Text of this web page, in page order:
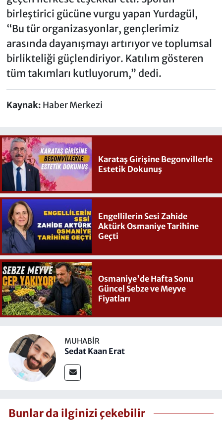
birleştirici gücüne vurgu yapan Yurdagül,
“Bu tür organizasyonlar, gençlerimiz
arasında dayanışmayı artırıyor ve toplumsal
birlikteliği güçlendiriyor. Katılım gösteren
tüm takımları kutluyorum,” dedi.
Kaynak: Haber Merkezi
Karataş Girişine Begonvillerle
Estetik Dokunuş
Engellilerin Sesi Zahide
Aktürk Osmaniye Tarihine
Geçti
Osmaniye'de Hafta Sonu
Güncel Sebze ve Meyve
Fiyatları
MUHABIR
Sedat Kaan Erat
Bunlar da ilginizi çekebilir